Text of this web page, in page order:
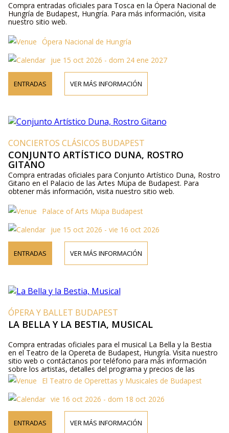
Compra entradas oficiales para Tosca en la Ópera Nacional de
Hungría de Budapest, Hungría. Para más información, visita
nuestro sitio web.
Ópera Nacional de Hungría
jue 15 oct 2026 - dom 24 ene 2027
ENTRADAS VER MÁS INFORMACIÓN
CONCIERTOS CLÁSICOS BUDAPEST
CONJUNTO ARTÍSTICO DUNA, ROSTRO
GITANO
Compra entradas oficiales para Conjunto Artístico Duna, Rostro
Gitano en el Palacio de las Artes Müpa de Budapest. Para
obtener más información, visita nuestro sitio web.
Palace of Arts Müpa Budapest
jue 15 oct 2026 - vie 16 oct 2026
ENTRADAS VER MÁS INFORMACIÓN
ÓPERA Y BALLET BUDAPEST
LA BELLA Y LA BESTIA, MUSICAL
Compra entradas oficiales para el musical La Bella y la Bestia
en el Teatro de la Opereta de Budapest, Hungría. Visita nuestro
sitio web o contáctanos por teléfono para más información
sobre los artistas, detalles del programa y precios de las
entradas.
El Teatro de Operettas y Musicales de Budapest
vie 16 oct 2026 - dom 18 oct 2026
ENTRADAS VER MÁS INFORMACIÓN